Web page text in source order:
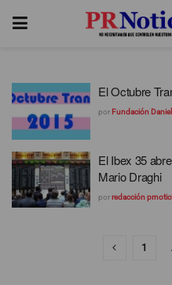
El Octubre
por Fundación
El Ibex 35
Mario Draghi
porredacción
1